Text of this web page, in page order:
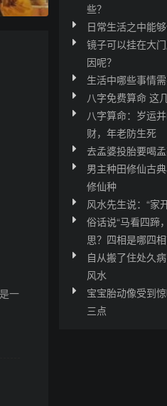
一
些？
日常生活之中能
镜子可以挂在大
因呢？
生活中哪些事情需
八字免费算命 这
八字算命：岁运
财，年老防生死
去孟婆投胎要喝
男主种田修仙古
修仙种
风水先生说：“家
俗话说“马看四蹄
思？四相是哪四相
自从搬了住处久
风水
宝宝胎动像受到
三点